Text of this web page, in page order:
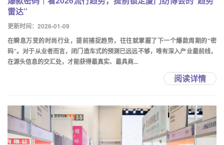
雷达”
更新时间：2026-01-09
在瞬息万变的时尚行业，提前捕捉趋势，往往就掌握了下一个爆款周期的“密
码”。对于从业者而言，闭门造车式的预测已远远不够，唯有深入产业最前线，
在源头信息的交汇处，才能获得最真实、最具商...
阅读详情